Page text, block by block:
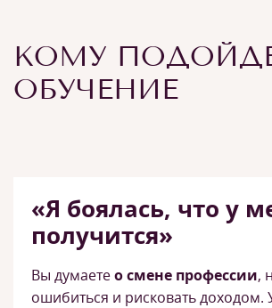
КОМУ
ОБУЧЕНИЕ
«Я боялась, что у
получится»
Вы думаетео смене профессии,
ошибиться и рисковать доходом.